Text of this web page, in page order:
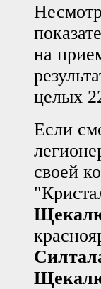
на
целых
Если
своей